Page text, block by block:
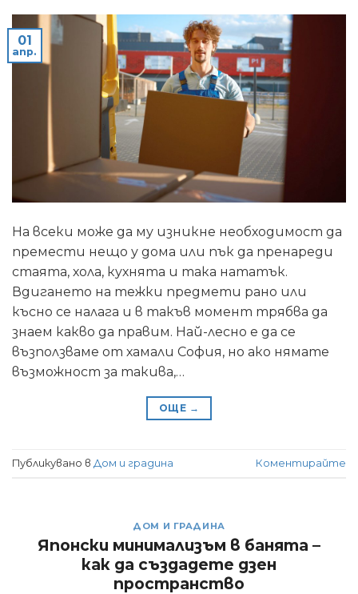
01
апр.
На всеки може да му изникне необходимост да
премести нещо у дома или пък да пренареди
стаята, хола, кухнята и така нататък.
Вдигането на тежки предмети рано или
късно се налага и в такъв момент трябва да
знаем какво да правим. Най-лесно е да се
възползваме от хамали София, но ако нямате
възможност за такива,…
ОЩЕ →
Публикувано в Дом и градина Коментирайте
ДОМ И ГРАДИНА
Японски минимализъм в банята –
как да създадете дзен
пространство